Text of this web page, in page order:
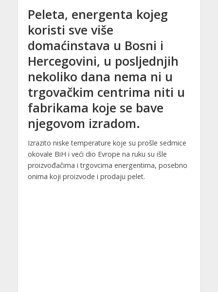
Peleta, energenta kojeg
koristi sve više
domaćinstava u Bosni i
Hercegovini, u posljednjih
nekoliko dana nema ni u
trgovačkim centrima niti u
fabrikama koje se bave
njegovom izradom.
Izrazito niske temperature koje su prošle sedmice
okovale BiH i veći dio Evrope na ruku su išle
proizvođačima i trgovcima energentima, posebno
onima koji proizvode i prodaju pelet.